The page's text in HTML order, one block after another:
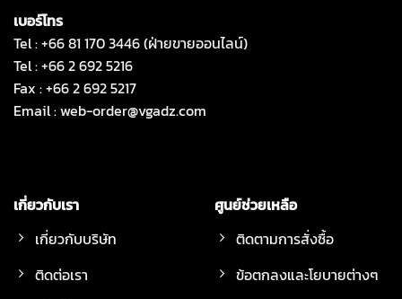
เบอร์โทร
Tel : +66 81 170 3446 (ฝ่ายขายออนไลน์)
Tel : +66 2 692 5216
Fax : +66 2 692 5217
Email :web-order@vgadz.com
เกี่ยวกับเรา
เกี่ยวกับบริษัท
ติดต่อเรา
ศูนย์ช่วยเหลือ
ติดตามการสั่งซื้อ
ข้อตกลงและโยบายต่างๆ